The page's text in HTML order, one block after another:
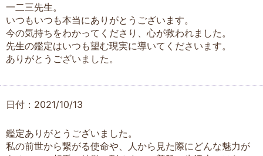
一二三先生。
いつもいつも本当にありがとうございます。
今の気持ちをわかってくださり、心が救われました。
先生の鑑定はいつも望む現実に導いてくださいます。
ありがとうございました。
日付：2021/10/13
鑑定ありがとうございました。
私の前世から繋がる使命や、人から見た際にどんな魅力が